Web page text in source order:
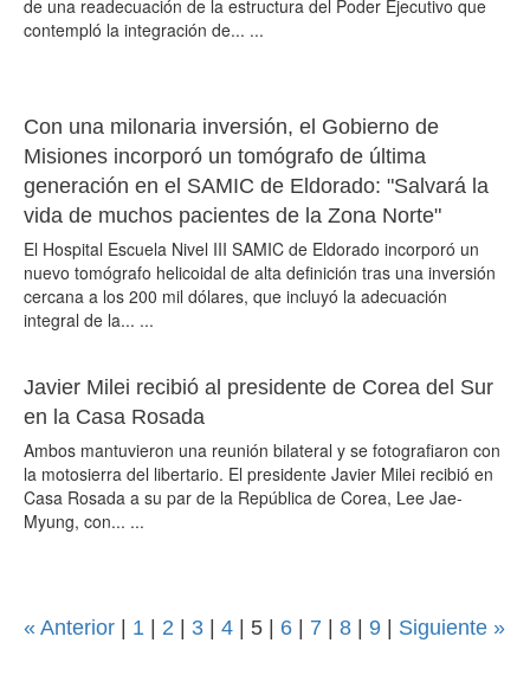
de una readecuación de la estructura del Poder Ejecutivo que
contempló la integración de... ...
Con una milonaria inversión, el Gobierno de
Misiones incorporó un tomógrafo de última
generación en el SAMIC de Eldorado: "Salvará la
vida de muchos pacientes de la Zona Norte"
El Hospital Escuela Nivel III SAMIC de Eldorado incorporó un
nuevo tomógrafo helicoidal de alta definición tras una inversión
cercana a los 200 mil dólares, que incluyó la adecuación
integral de la... ...
Javier Milei recibió al presidente de Corea del Sur
en la Casa Rosada
Ambos mantuvieron una reunión bilateral y se fotografiaron con
la motosierra del libertario. El presidente Javier Milei recibió en
Casa Rosada a su par de la República de Corea, Lee Jae-
Myung, con... ...
« Anterior 1 2 3 4 5 6 7 8 9 Siguiente »